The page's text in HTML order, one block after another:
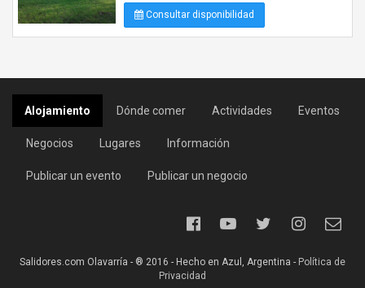
Consultar disponibilidad
Alojamiento Dónde comer Actividades Eventos
Negocios Lugares Información
Publicar un evento Publicar un negocio
Salidores.com Olavarría - ® 2016 - Hecho en Azul, Argentina - Política de
Privacidad